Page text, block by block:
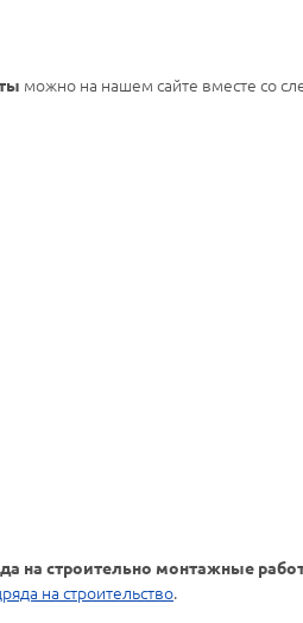
можно на нашем сайте вместе со
на строительно монтажные
на строительство.